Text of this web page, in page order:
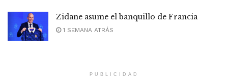
Zidane asume el banquillo de Francia
1 SEMANA ATRÁS
PUBLICIDAD